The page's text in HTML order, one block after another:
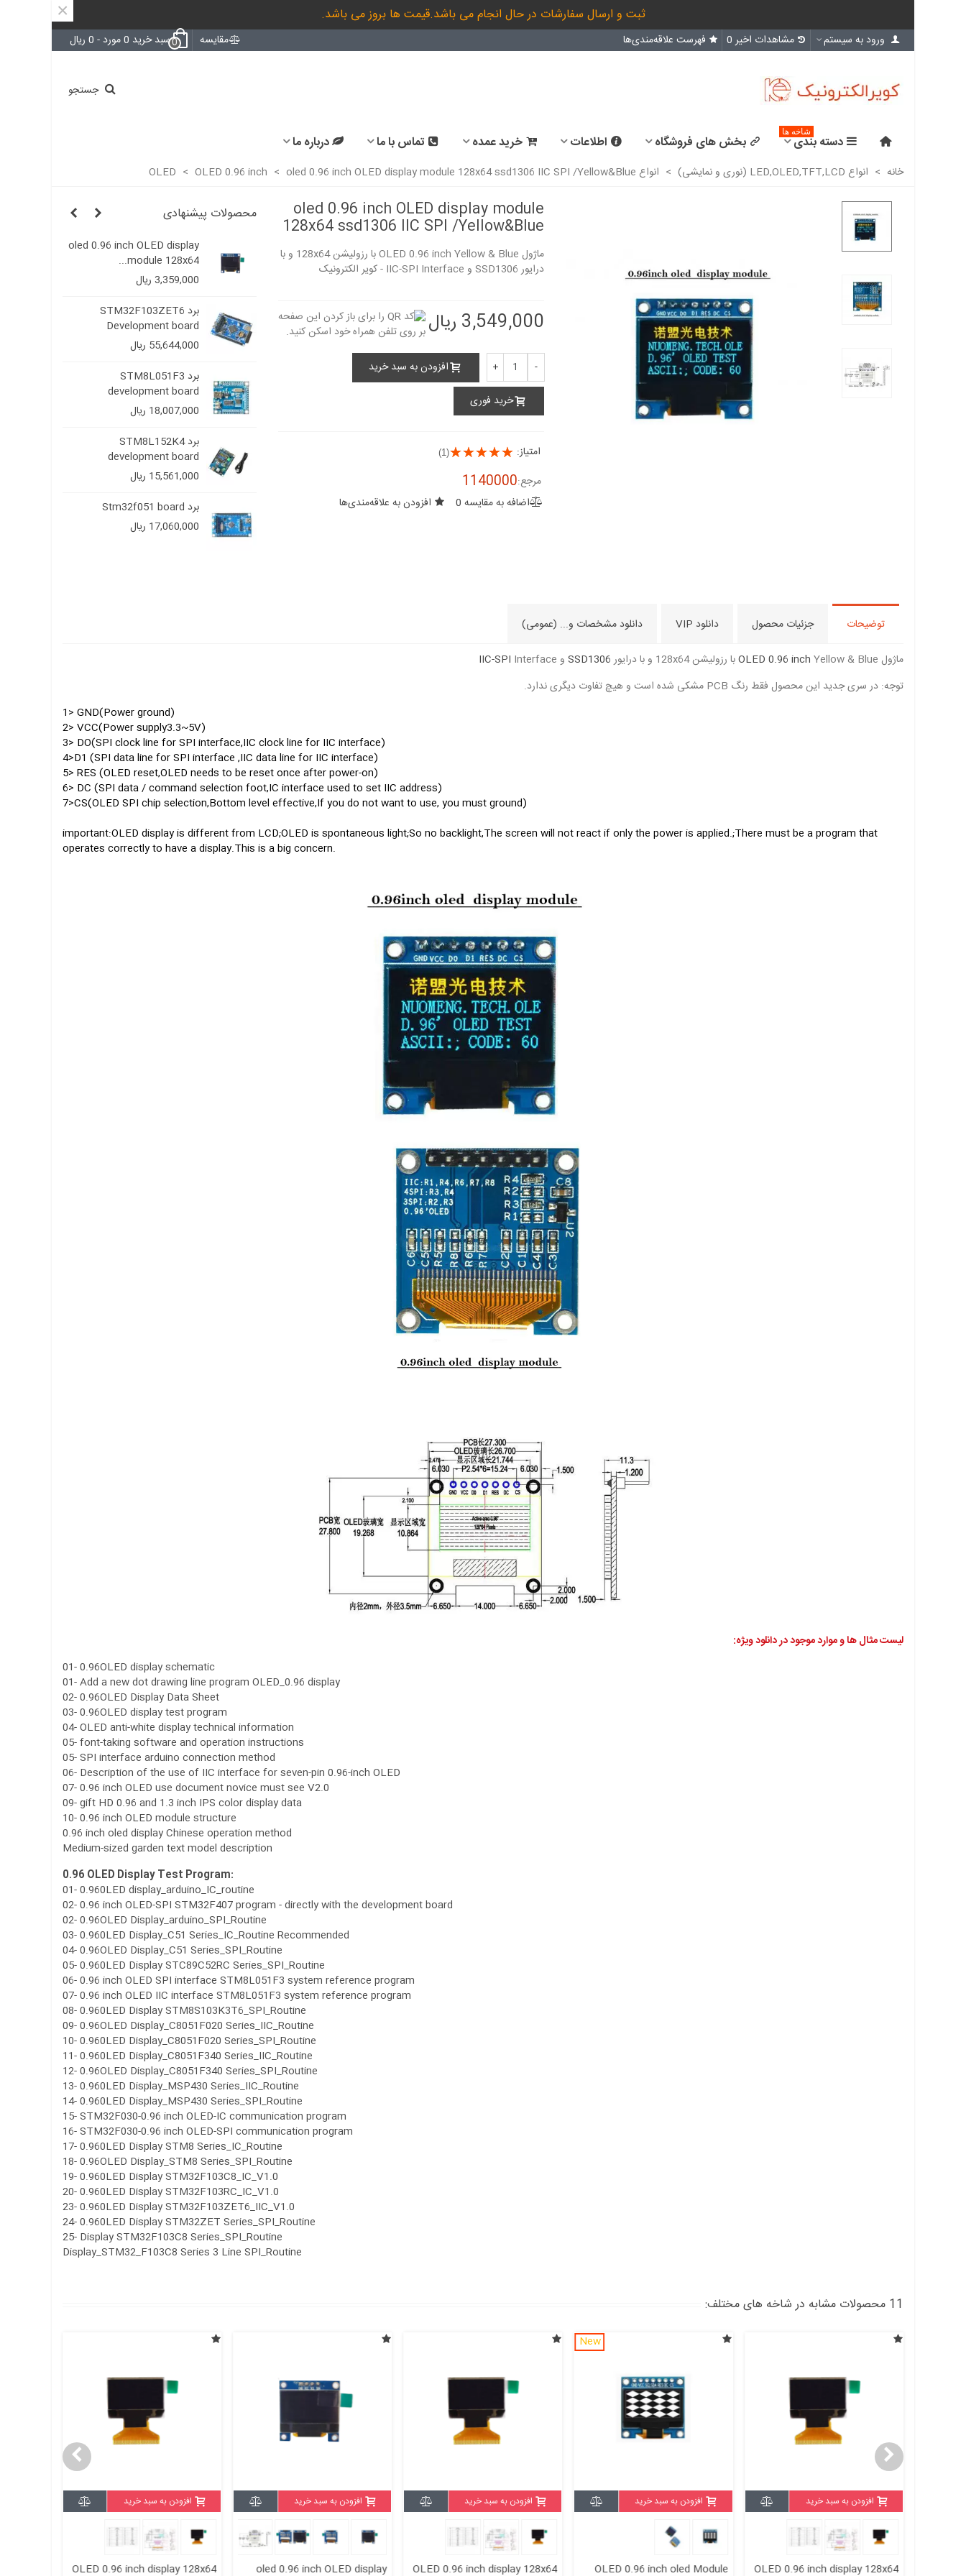
ثبت و ارسال سفارشات در حال انجام می باشد.قیمت ها بروز می باشد. ×
ورود به سیستم مشاهدات اخیر 0 فهرست علاقه‌مندی‌ها مقایسه 0سبد خرید 0مورد - 0 ریال
جستجو
دسته بندی
شاخه ها
بخش های فروشگاه اطلاعات خرید عمده تماس با ما درباره ما
خانه > انواع LED,OLED,TFT,LCD (نوری و نمایشی) > انواع OLED > OLED 0.96 inch > oled 0.96 inch OLED display module 128x64 ssd1306 IIC SPI /Yellow&Blue
oled 0.96 inch OLED display module
128x64 ssd1306 IIC SPI /Yellow&Blue
ماژول OLED 0.96 inch Yellow & Blue با رزولیشن 128x64 و با
درایور SSD1306 و IIC-SPI Interface - کویر الکترونیک
3,549,000 ریال
-
+
افزودن به سبد خرید
خرید فوری
امتیاز: (1)
مرجع:1140000
اضافه به مقایسه 0 افزودن به علاقه‌مندی‌ها
محصولات پیشنهادی
OLED 0.96 inch OLED
display module 128x64...
OLED 0.96 inch OLED
display module 128x64...
برد STM32F030F4P6 Core
18,810,000 ریال
OLED 0.96 inch display
128x64 Yellow&Blue IIC...
2,868,000 ریال
برد STM8S103K3T6C core
board
OLED 0.96 inch OLED
OLED 0.96 inch display
oled 0.96 inch OLED display
module 128x64...
3,359,000 ریال
برد STM32F103ZET6
Development board
55,644,000 ریال
برد STM8L051F3
development board
18,007,000 ریال
برد STM8L152K4
development board
15,561,000 ریال
برد Stm32f051 board
17,060,000 ریال
توضیحات جزئیات محصول دانلود VIP دانلود مشخصات و... (عمومی)
ماژول OLED 0.96 inch Yellow & Blue با رزولیشن 128x64 و با درایور SSD1306 و IIC-SPI Interface
توجه: در سری جدید این محصول فقط رنگ PCB مشکی شده است و هیچ تفاوت دیگری ندارد.
1> GND(Power ground)
2> VCC(Power supply3.3~5V)
3> DO(SPI clock line for SPI interface,IIC clock line for IIC interface)
4>D1 (SPI data line for SPI interface ,IIC data line for IIC interface)
5> RES (OLED reset,OLED needs to be reset once after power-on)
6> DC (SPI data / command selection foot,IC interface used to set IIC address)
7>CS(OLED SPI chip selection,Bottom level effective,If you do not want to use, you must ground)
important:OLED display is different from LCD;OLED is spontaneous light;So no backlight,The screen will not react if only the power is applied.;There must be a program that
operates correctly to have a display.This is a big concern.
لیست مثال ها و موارد موجود در دانلود ویژه:
01- 0.96OLED display schematic
01- Add a new dot drawing line program OLED_0.96 display
02- 0.96OLED Display Data Sheet
03- 0.96OLED display test program
04- OLED anti-white display technical information
05- font-taking software and operation instructions
05- SPI interface arduino connection method
06- Description of the use of IIC interface for seven-pin 0.96-inch OLED
07- 0.96 inch OLED use document novice must see V2.0
09- gift HD 0.96 and 1.3 inch IPS color display data
10- 0.96 inch OLED module structure
0.96 inch oled display Chinese operation method
Medium-sized garden text model description
0.96 OLED Display Test Program:
01- 0.960LED display_arduino_IC_routine
02- 0.96 inch OLED-SPI STM32F407 program - directly with the development board
02- 0.96OLED Display_arduino_SPI_Routine
03- 0.960LED Display_C51 Series_IC_Routine Recommended
04- 0.96OLED Display_C51 Series_SPI_Routine
05- 0.960LED Display STC89C52RC Series_SPI_Routine
06- 0.96 inch OLED SPI interface STM8L051F3 system reference program
07- 0.96 inch OLED IIC interface STM8L051F3 system reference program
08- 0.960LED Display STM8S103K3T6_SPI_Routine
09- 0.96OLED Display_C8051F020 Series_IIC_Routine
10- 0.960LED Display_C8051F020 Series_SPI_Routine
11- 0.960LED Display_C8051F340 Series_IIC_Routine
12- 0.96OLED Display_C8051F340 Series_SPI_Routine
13- 0.960LED Display_MSP430 Series_IIC_Routine
14- 0.960LED Display_MSP430 Series_SPI_Routine
15- STM32F030-0.96 inch OLED-IC communication program
16- STM32F030-0.96 inch OLED-SPI communication program
17- 0.960LED Display STM8 Series_IC_Routine
18- 0.96OLED Display_STM8 Series_SPI_Routine
19- 0.960LED Display STM32F103C8_IC_V1.0
20- 0.960LED Display STM32F103RC_IC_V1.0
23- 0.960LED Display STM32F103ZET6_IIC_V1.0
24- 0.960LED Display STM32ZET Series_SPI_Routine
25- Display STM32F103C8 Series_SPI_Routine
Display_STM32_F103C8 Series 3 Line SPI_Routine
11 محصولات مشابه در شاخه های مختلف:
افزودن به سبد خرید
OLED 0.96 inch display 128x64
New
افزودن به سبد خرید
OLED 0.96 inch oled Module
افزودن به سبد خرید
OLED 0.96 inch display 128x64
افزودن به سبد خرید
oled 0.96 inch OLED display
افزودن به سبد خرید
OLED 0.96 inch display 128x64